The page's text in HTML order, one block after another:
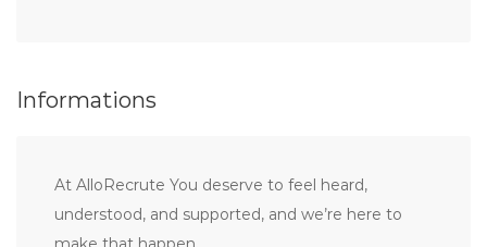
Informations
At AlloRecrute You deserve to feel heard,
understood, and supported, and we’re here to